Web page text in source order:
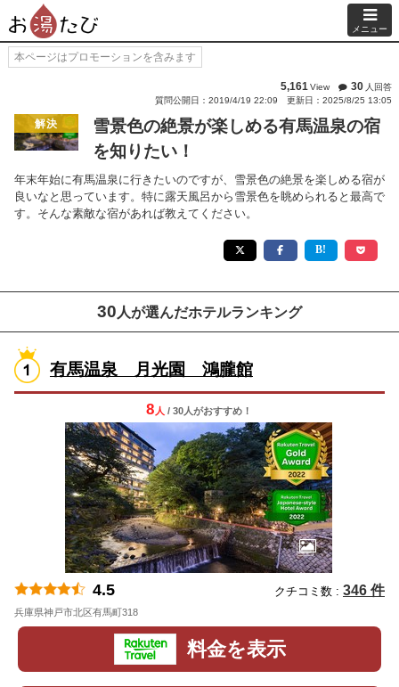
メニュー
本ページはプロモーションを含みます
5,161View 30 人回答
質問公開日：2019/4/19 22:09
更新日：2025/8/25 13:05
解決
雪景色の絶景が楽しめる有馬温泉の宿
を知りたい！
年末年始に有馬温泉に行きたいのですが、雪景色の絶景を楽しめる宿が
良いなと思っています。特に露天風呂から雪景色を眺められると最高で
す。そんな素敵な宿があれば教えてください。
30 人が選んだホテルランキング
有馬温泉 月光園 鴻朧館
8 人 / 30人がおすすめ！
4.5 クチコミ数 : 346 件
兵庫県神戸市北区有馬町318
料金を表示